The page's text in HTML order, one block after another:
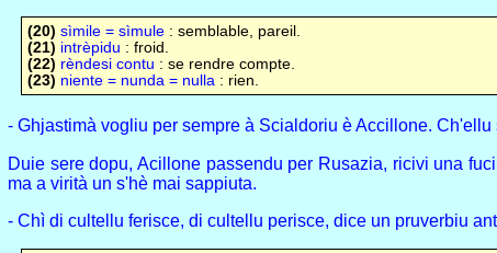
(20) sìmile = sìmule: semblable, pareil.
(21) intrèpidu : froid.
(22) rèndesi contu : se rendre compte.
(23) niente = nunda = nulla : rien.
- Ghjastimà vogliu per sempre à Scialdoriu è Accillone. Ch'ellu
Duie sere dopu, Acillone passendu per Rusazia, ricivi una
ma a virità un s'hè mai sappiuta.
- Chì di cultellu ferisce, di cultellu perisce, dice un pruverbiu